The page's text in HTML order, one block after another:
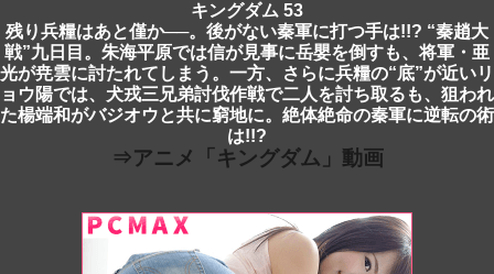
キングダム 53
残り兵糧はあと僅か──。後がない秦軍に打つ手は!!? “秦趙大
戦”九日目。朱海平原では信が見事に岳嬰を倒すも、将軍・亜
光が尭雲に討たれてしまう。一方、さらに兵糧の“底”が近いリ
ョウ陽では、犬戎三兄弟討伐作戦で二人を討ち取るも、狙われ
た楊端和がバジオウと共に窮地に。絶体絶命の秦軍に逆転の術
は!!?
⇒アニメ「キングダム」動画